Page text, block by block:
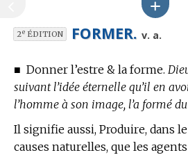
2eÉDITION FORMER. v. a.
■ Donner l’estre & la forme.
suivant l’idée éternelle qu’il en
l’homme à son image, l’a formé
Il signifie aussi, Produire, dans
causes naturelles, que les